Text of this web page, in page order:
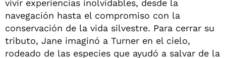
vivir experiencias inolvidables, desde la
navegación hasta el compromiso con la
conservación de la vida silvestre. Para cerrar su
tributo, Jane imaginó a Turner en el cielo,
rodeado de las especies que ayudó a salvar de la